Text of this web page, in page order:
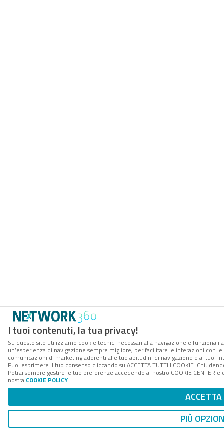
I tuoi contenuti, la tua privacy!
Su questo sito utilizziamo cookie tecnici necessari alla navigazione e
un’esperienza di navigazione sempre migliore, per facilitare le interazioni con
comunicazioni di marketing aderenti alle tue abitudini di navigazione e ai tuoi
Puoi esprimere il tuo consenso cliccando su ACCETTA TUTTI I COOKIE.
Potrai sempre gestire le tue preferenze accedendo al nostro COOKIE
nostra COOKIE POLICY.
ACCETTA
PIÙ